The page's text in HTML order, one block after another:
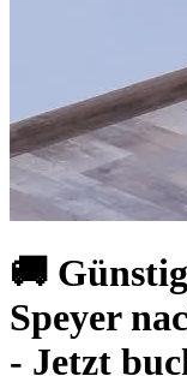
🚚
Speyer
- Jetzt